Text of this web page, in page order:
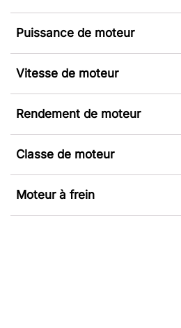
Puissance de moteur
Vitesse de moteur
Rendement de moteur
Classe de moteur
Moteur à frein